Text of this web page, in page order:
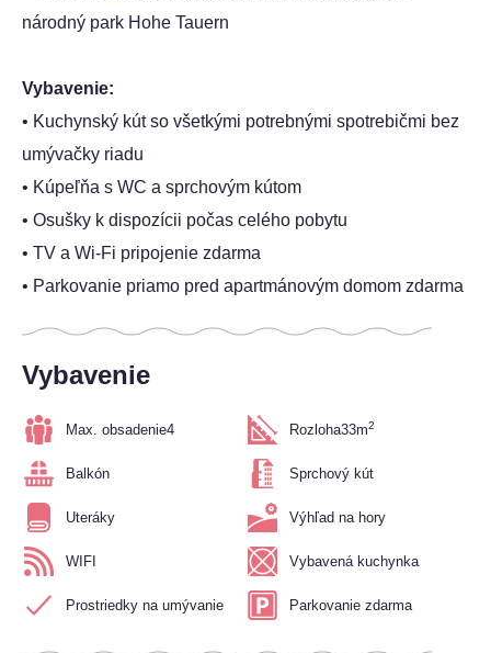
národný park Hohe Tauern
Vybavenie:
• Kuchynský kút so všetkými potrebnými spotrebičmi bez
umývačky riadu
• Kúpeľňa s WC a sprchovým kútom
• Osušky k dispozícii počas celého pobytu
• TV a Wi-Fi pripojenie zdarma
• Parkovanie priamo pred apartmánovým domom zdarma
Vybavenie
Max. obsadenie4 Rozloha33m2
Balkón Sprchový kút
Uteráky Výhľad na hory
WIFI Vybavená kuchynka
Prostriedky na umývanie Parkovanie zdarma